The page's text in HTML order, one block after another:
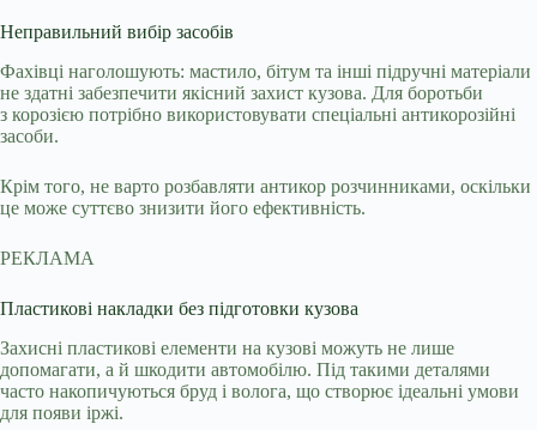
Неправильний вибір засобів
Фахівці наголошують: мастило, бітум та інші підручні матеріали
не здатні забезпечити якісний захист кузова. Для боротьби
з корозією потрібно використовувати спеціальні антикорозійні
засоби.
Крім того, не варто розбавляти антикор розчинниками, оскільки
це може суттєво знизити його ефективність.
РЕКЛАМА
Пластикові накладки без підготовки кузова
Захисні пластикові елементи на кузові можуть не лише
допомагати, а й шкодити автомобілю. Під такими деталями
часто накопичуються бруд і волога, що створює ідеальні умови
для появи іржі.